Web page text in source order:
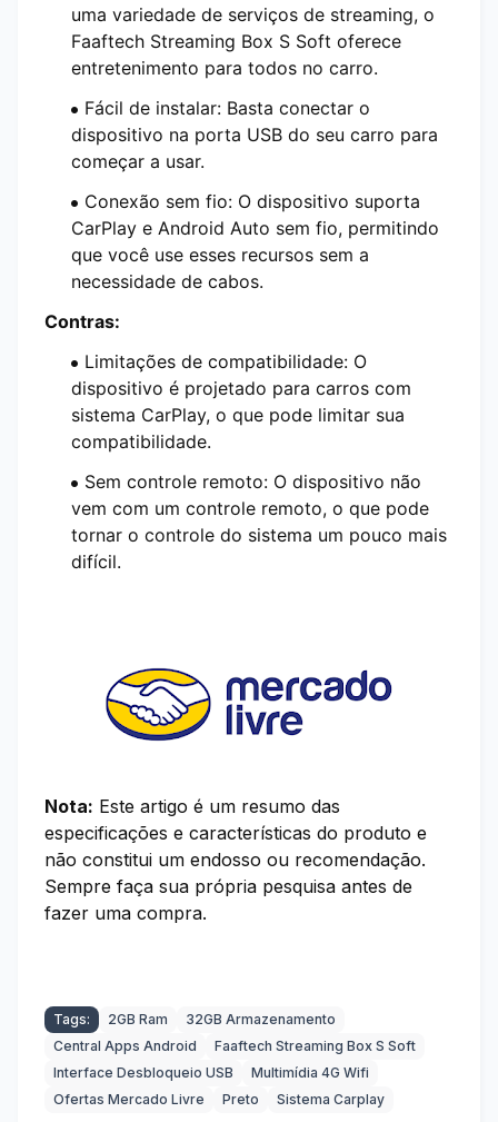
uma variedade de serviços de streaming, o
Faaftech Streaming Box S Soft oferece
entretenimento para todos no carro.
Fácil de instalar: Basta conectar o
dispositivo na porta USB do seu carro para
começar a usar.
Conexão sem fio: O dispositivo suporta
CarPlay e Android Auto sem fio, permitindo
que você use esses recursos sem a
necessidade de cabos.
Contras:
Limitações de compatibilidade: O
dispositivo é projetado para carros com
sistema CarPlay, o que pode limitar sua
compatibilidade.
Sem controle remoto: O dispositivo não
vem com um controle remoto, o que pode
tornar o controle do sistema um pouco mais
difícil.
Nota: Este artigo é um resumo das
especificações e características do produto e
não constitui um endosso ou recomendação.
Sempre faça sua própria pesquisa antes de
fazer uma compra.
Tags: 2GB Ram
32GB Armazenamento
Central Apps Android
Faaftech Streaming Box S Soft
Interface Desbloqueio USB
Multimídia 4G Wifi
Ofertas Mercado Livre
Preto Sistema Carplay